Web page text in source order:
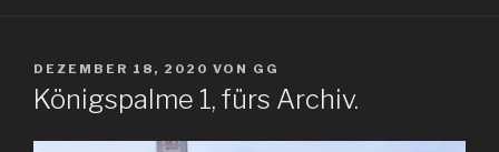
VERÖFFENTLICHT
AM
DEZEMBER 18, 2020 VON GG
Königspalme 1, fürs Archiv.